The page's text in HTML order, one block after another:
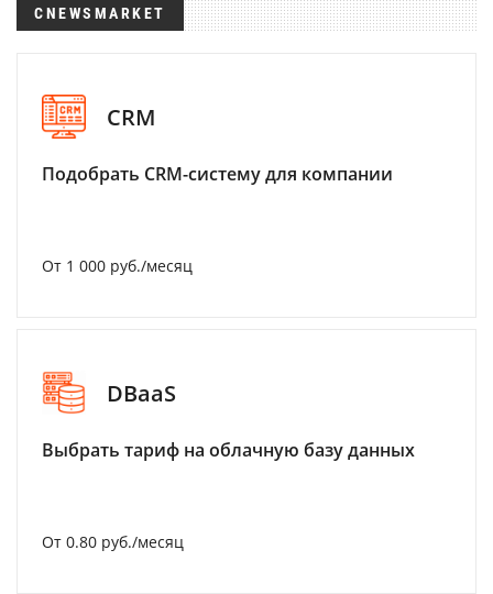
CNEWSMARKET
CRM
Подобрать CRM-систему для компании
От 1 000 руб./месяц
DBaaS
Выбрать тариф на облачную базу данных
От 0.80 руб./месяц